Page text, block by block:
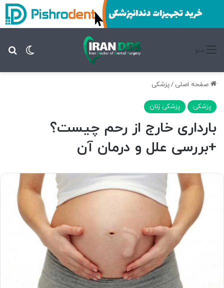
تغییر منو
صفحه اصلی /پزشکی
پزشکی پزشکی زنان
بارداری خارج از رحم چیست؟
+بررسی علل و درمان آن